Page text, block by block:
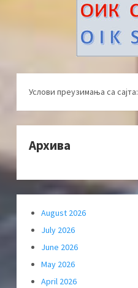
Услови преузимања са сајта:
Архива
August 2026
July 2026
June 2026
May 2026
April 2026